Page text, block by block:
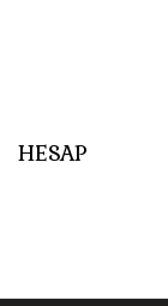
HESAP